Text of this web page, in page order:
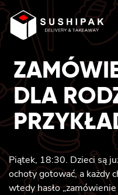
Skip
to
content
DLA
Piątek, 18:30. Dzieci są
ochoty gotować, a każdy
wtedy hasło